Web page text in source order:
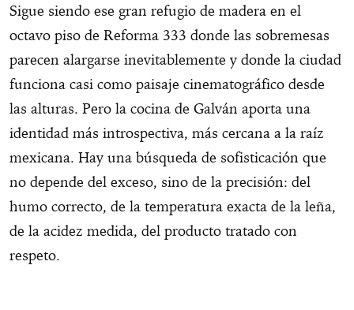
Sigue siendo ese gran refugio de madera en el
octavo piso de Reforma 333 donde las sobremesas
parecen alargarse inevitablemente y donde la ciudad
funciona casi como paisaje cinematográfico desde
las alturas. Pero la cocina de Galván aporta una
identidad más introspectiva, más cercana a la raíz
mexicana. Hay una búsqueda de sofisticación que
no depende del exceso, sino de la precisión: del
humo correcto, de la temperatura exacta de la leña,
de la acidez medida, del producto tratado con
respeto.